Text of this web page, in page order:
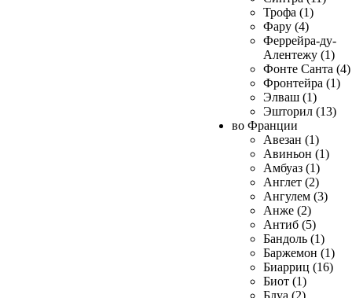
Трофа (1)
Фару (4)
Феррейра-ду-
Алентежу (1)
Фонте Санта (4)
Фронтейра (1)
Элваш (1)
Эшторил (13)
во Франции
Авезан (1)
Авиньон (1)
Амбуаз (1)
Англет (2)
Ангулем (3)
Анже (2)
Антиб (5)
Бандоль (1)
Баржемон (1)
Биарриц (16)
Биот (1)
Блуа (2)